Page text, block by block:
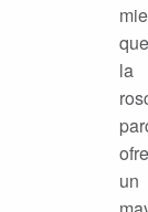
que
la
un